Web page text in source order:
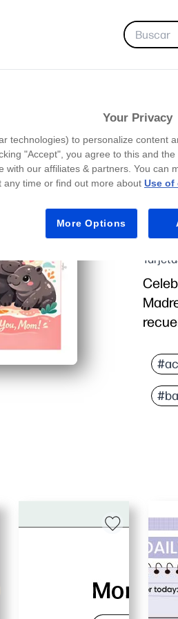
de la Madre
Your Privacy
technologies) to personalize content
"Accept", you agree to this and
with our affiliates & partners. You can
any time or find out more about Use of
More Options